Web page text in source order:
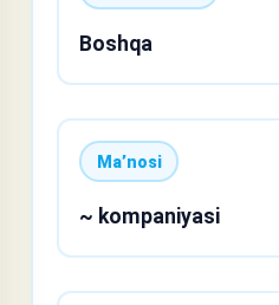
Boshqa
Maʼnosi
~ kompaniyasi